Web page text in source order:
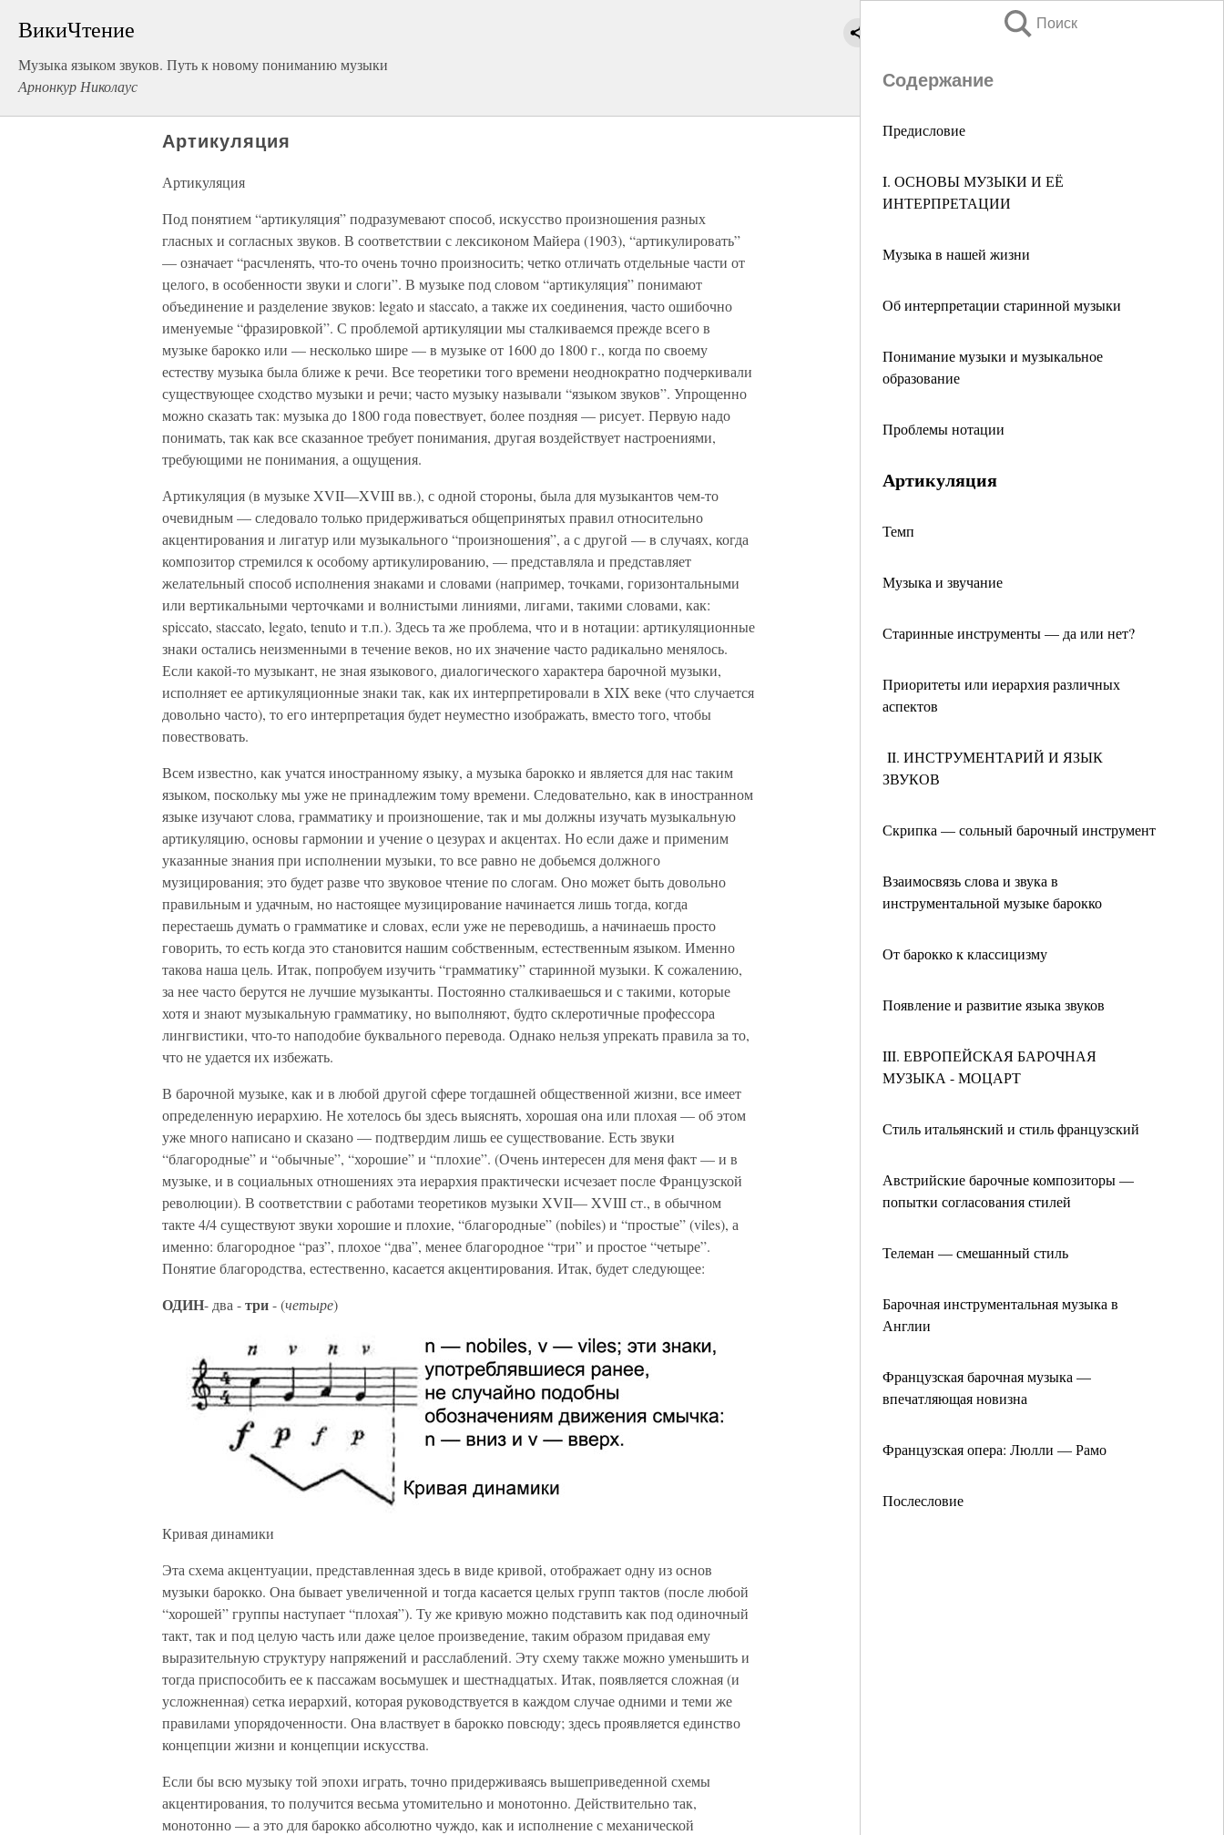
ВикиЧтение
Музыка языком звуков. Путь к новому пониманию музыки
Арнонкур Николаус
Поиск
Содержание
Предисловие
I. ОСНОВЫ МУЗЫКИ И ЕЁ
ИНТЕРПРЕТАЦИИ
Музыка в нашей жизни
Об интерпретации старинной музыки
Понимание музыки и музыкальное
образование
Проблемы нотации
Артикуляция
Темп
Музыка и звучание
Старинные инструменты — да или нет?
Приоритеты или иерархия различных
аспектов
II. ИНСТРУМЕНТАРИЙ И ЯЗЫК
ЗВУКОВ
Скрипка — сольный барочный инструмент
Взаимосвязь слова и звука в
инструментальной музыке барокко
От барокко к классицизму
Появление и развитие языка звуков
III. ЕВРОПЕЙСКАЯ БАРОЧНАЯ
МУЗЫКА - МОЦАРТ
Стиль итальянский и стиль французский
Австрийские барочные композиторы —
попытки согласования стилей
Телеман — смешанный стиль
Барочная инструментальная музыка в
Англии
Французская барочная музыка —
впечатляющая новизна
Французская опера: Люлли — Рамо
Послесловие
Артикуляция
Артикуляция
Под понятием “артикуляция” подразумевают способ, искусство произношения разных
гласных и согласных звуков. В соответствии с лексиконом Майера (1903), “артикулировать”
— означает “расчленять, что-то очень точно произносить; четко отличать отдельные части от
целого, в особенности звуки и слоги”. В музыке под словом “артикуляция” понимают
объединение и разделение звуков: legato и staccato, а также их соединения, часто ошибочно
именуемые “фразировкой”. С проблемой артикуляции мы сталкиваемся прежде всего в
музыке барокко или — несколько шире — в музыке от 1600 до 1800 г., когда по своему
естеству музыка была ближе к речи. Все теоретики того времени неоднократно подчеркивали
существующее сходство музыки и речи; часто музыку называли “языком звуков”. Упрощенно
можно сказать так: музыка до 1800 года повествует, более поздняя — рисует. Первую надо
понимать, так как все сказанное требует понимания, другая воздействует настроениями,
требующими не понимания, а ощущения.
Артикуляция (в музыке XVII—XVIII вв.), с одной стороны, была для музыкантов чем-то
очевидным — следовало только придерживаться общепринятых правил относительно
акцентирования и лигатур или музыкального “произношения”, а с другой — в случаях, когда
композитор стремился к особому артикулированию, — представляла и представляет
желательный способ исполнения знаками и словами (например, точками, горизонтальными
или вертикальными черточками и волнистыми линиями, лигами, такими словами, как:
spiccato, staccato, legato, tenuto и т.п.). Здесь та же проблема, что и в нотации: артикуляционные
знаки остались неизменными в течение веков, но их значение часто радикально менялось.
Если какой-то музыкант, не зная языкового, диалогического характера барочной музыки,
исполняет ее артикуляционные знаки так, как их интерпретировали в XIX веке (что случается
довольно часто), то его интерпретация будет неуместно изображать, вместо того, чтобы
повествовать.
Всем известно, как учатся иностранному языку, а музыка барокко и является для нас таким
языком, поскольку мы уже не принадлежим тому времени. Следовательно, как в иностранном
языке изучают слова, грамматику и произношение, так и мы должны изучать музыкальную
артикуляцию, основы гармонии и учение о цезурах и акцентах. Но если даже и применим
указанные знания при исполнении музыки, то все равно не добьемся должного
музицирования; это будет разве что звуковое чтение по слогам. Оно может быть довольно
правильным и удачным, но настоящее музицирование начинается лишь тогда, когда
перестаешь думать о грамматике и словах, если уже не переводишь, а начинаешь просто
говорить, то есть когда это становится нашим собственным, естественным языком. Именно
такова наша цель. Итак, попробуем изучить “грамматику” старинной музыки. К сожалению,
за нее часто берутся не лучшие музыканты. Постоянно сталкиваешься и с такими, которые
хотя и знают музыкальную грамматику, но выполняют, будто склеротичные профессора
лингвистики, что-то наподобие буквального перевода. Однако нельзя упрекать правила за то,
что не удается их избежать.
В барочной музыке, как и в любой другой сфере тогдашней общественной жизни, все имеет
определенную иерархию. Не хотелось бы здесь выяснять, хорошая она или плохая — об этом
уже много написано и сказано — подтвердим лишь ее существование. Есть звуки
“благородные” и “обычные”, “хорошие” и “плохие”. (Очень интересен для меня факт — и в
музыке, и в социальных отношениях эта иерархия практически исчезает после Французской
революции). В соответствии с работами теоретиков музыки XVII— XVIII ст., в обычном
такте 4/4 существуют звуки хорошие и плохие, “благородные” (nobiles) и “простые” (viles), а
именно: благородное “раз”, плохое “два”, менее благородное “три” и простое “четыре”.
Понятие благородства, естественно, касается акцентирования. Итак, будет следующее:
ОДИН- два -три- (четыре)
Кривая динамики
Эта схема акцентуации, представленная здесь в виде кривой, отображает одну из основ
музыки барокко. Она бывает увеличенной и тогда касается целых групп тактов (после любой
“хорошей” группы наступает “плохая”). Ту же кривую можно подставить как под одиночный
такт, так и под целую часть или даже целое произведение, таким образом придавая ему
выразительную структуру напряжений и расслаблений. Эту схему также можно уменьшить и
тогда приспособить ее к пассажам восьмушек и шестнадцатых. Итак, появляется сложная (и
усложненная) сетка иерархий, которая руководствуется в каждом случае одними и теми же
правилами упорядоченности. Она властвует в барокко повсюду; здесь проявляется единство
концепции жизни и концепции искусства.
Если бы всю музыку той эпохи играть, точно придерживаясь вышеприведенной схемы
акцентирования, то получится весьма утомительно и монотонно. Действительно так,
монотонно — а это для барокко абсолютно чуждо, как и исполнение с механической